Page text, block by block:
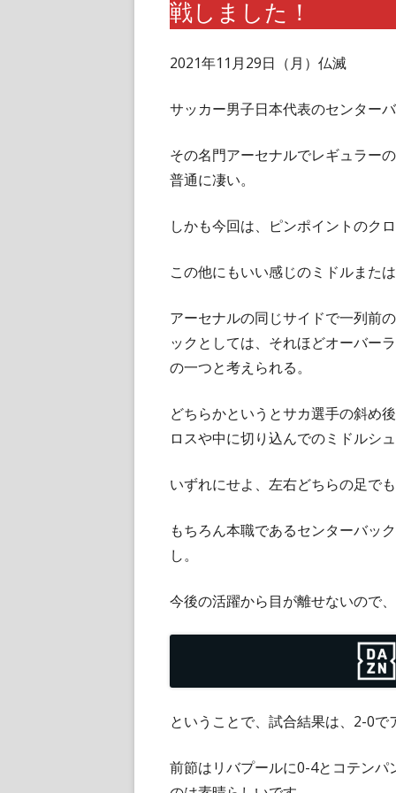
戦しました！
2021年11月29日（月）仏滅
サッカー男子日本代表のセンター
その名門アーセナルでレギュラー
普通に凄い。
しかも今回は、ピンポイントのク
この他にもいい感じのミドルまた
アーセナルの同じサイドで一列前
ックとしては、それほどオーバー
の一つと考えられる。
どちらかというとサカ選手の斜め
ロスや中に切り込んでのミドルシ
いずれにせよ、左右どちらの足で
もちろん本職であるセンターバッ
し。
今後の活躍から目が離せないので
ということで、試合結果は、2-0で
前節はリバプールに0-4とコテン